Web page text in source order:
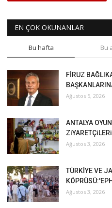
EN ÇOK OKUNANLAR
Bu hafta Bu
FİRUZ
Ağustos 5, 2026
ANTALYA
Ağustos 3, 2026
TÜRKİYE VE
Ağustos 3, 2026